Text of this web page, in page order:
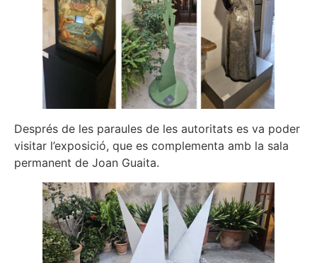
Després de les paraules de les autoritats es va poder
visitar l’exposició, que es complementa amb la sala
permanent de Joan Guaita.